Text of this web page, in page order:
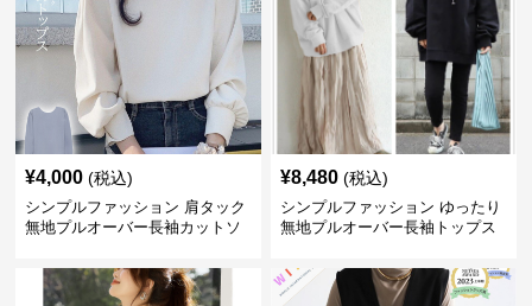
¥4,000 (税込)
シンプルファッション 肩タック
無地プルオーバー長袖カットソ
¥8,480 (税込)
シンプルファッション ゆったり
無地プルオーバー長袖トップス